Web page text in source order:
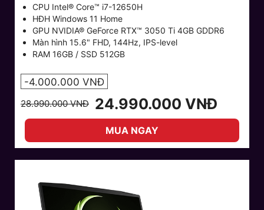
CPU Intel® Core™ i7-12650H
HĐH Windows 11 Home
GPU NVIDIA® GeForce RTX™ 3050 Ti 4GB GDDR6
Màn hình 15.6" FHD, 144Hz, IPS-level
RAM 16GB / SSD 512GB
-4.000.000 VNĐ
28.990.000 VNĐ 24.990.000 VNĐ
MUA NGAY